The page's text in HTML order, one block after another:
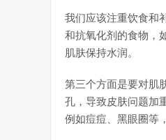
我们应该注重饮食和
和抗氧化剂的食物，
肌肤保持水润。
第三个方面是要对肌
孔，导致皮肤问题加
例如痘痘、黑眼圈等